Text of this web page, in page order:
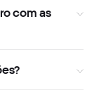
com as